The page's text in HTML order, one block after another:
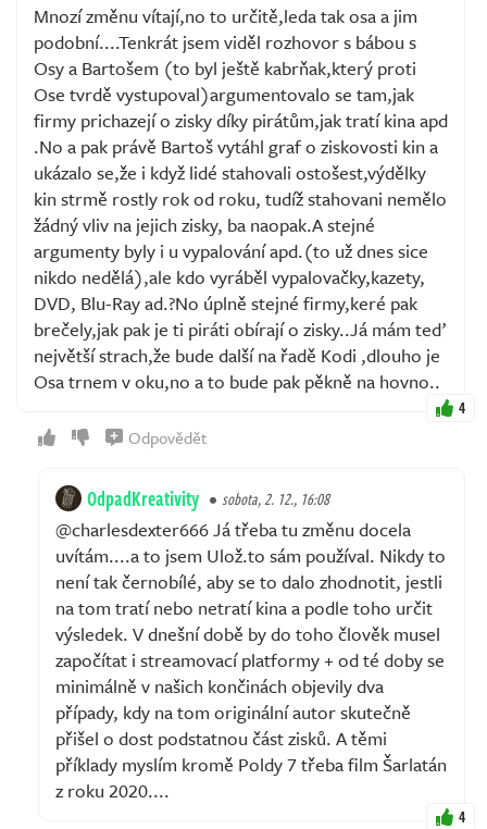
Mnozí změnu vítají,no to určitě,leda tak osa a jim
podobní....Tenkrát jsem viděl rozhovor s bábou s
Osy a Bartošem (to byl ještě kabrňak,který proti
Ose tvrdě vystupoval)argumentovalo se tam,jak
firmy prichazejí o zisky díky pirátům,jak tratí kina apd
.No a pak právě Bartoš vytáhl graf o ziskovosti kin a
ukázalo se,že i když lidé stahovali ostošest,výdělky
kin strmě rostly rok od roku, tudíž stahovani nemělo
žádný vliv na jejich zisky, ba naopak.A stejné
argumenty byly i u vypalování apd.(to už dnes sice
nikdo nedělá),ale kdo vyráběl vypalovačky,kazety,
DVD, Blu-Ray ad.?No úplně stejné firmy,keré pak
brečely,jak pak je ti piráti obírají o zisky..Já mám teď
největší strach,že bude další na řadě Kodi ,dlouho je
Osa trnem v oku,no a to bude pak pěkně na hovno..
4
Odpovědět
OdpadKreativity sobota, 2. 12., 16:08
@charlesdexter666 Já třeba tu změnu docela
uvítám....a to jsem Ulož.to sám používal. Nikdy to
není tak černobílé, aby se to dalo zhodnotit, jestli
na tom tratí nebo netratí kina a podle toho určit
výsledek. V dnešní době by do toho člověk musel
započítat i streamovací platformy + od té doby se
minimálně v našich končinách objevily dva
případy, kdy na tom originální autor skutečně
přišel o dost podstatnou část zisků. A těmi
příklady myslím kromě Poldy 7 třeba film Šarlatán
z roku 2020....
4